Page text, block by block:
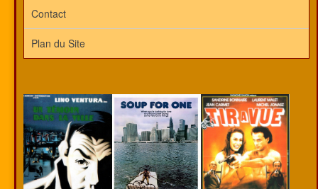
Contact
Plan du Site